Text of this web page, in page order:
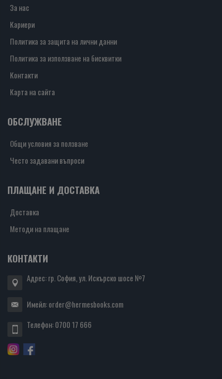
За нас
Кариери
Политика за защита на лични данни
Политика за използване на бисквитки
Контакти
Карта на сайта
ОБСЛУЖВАНЕ
Общи условия за ползване
Често задавани въпроси
ПЛАЩАНЕ И ДОСТАВКА
Доставка
Методи на плащане
КОНТАКТИ
Адрес: гр. София, ул. Искърско шосе №7
Имейл:order@hermesbooks.com
Телефон:0700 17 666